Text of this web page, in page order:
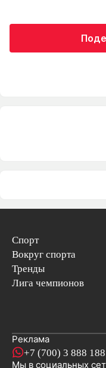
Спорт
Вокруг спорта
Тренды
Лига чемпионов
Реклама
+7 (700) 3 888 188
Мы в социальных